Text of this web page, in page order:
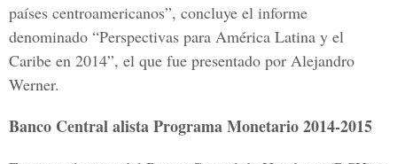
países centroamericanos”, concluye el informe
denominado “Perspectivas para América Latina y el
Caribe en 2014”, el que fue presentado por Alejandro
Werner.
Banco Central alista Programa Monetario 2014-2015